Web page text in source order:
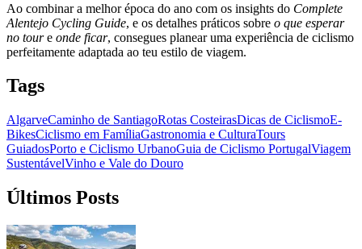
Santiago de Compostela - Caminho Francês de Bicicleta
16 Dias|4/5
Ao combinar a melhor época do ano com os insights do Complete
Alentejo Cycling Guide, e os detalhes práticos sobre o que esperar
no toure onde ficar, consegues planear uma experiência de ciclismo
perfeitamente adaptada ao teu estilo de viagem.
Tags
AlgarveCaminho de SantiagoRotas CosteirasDicas de CiclismoE-
BikesCiclismo em FamíliaGastronomia e CulturaTours
GuiadosPorto e Ciclismo UrbanoGuia de Ciclismo PortugalViagem
SustentávelVinho e Vale do Douro
Últimos Posts